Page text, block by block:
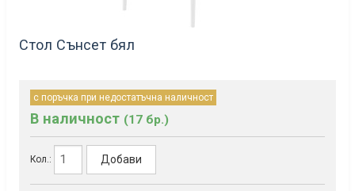
Стол Сънсет бял
с поръчка при недостатъчна наличност
В наличност (17 бр.)
Кол.: Добави